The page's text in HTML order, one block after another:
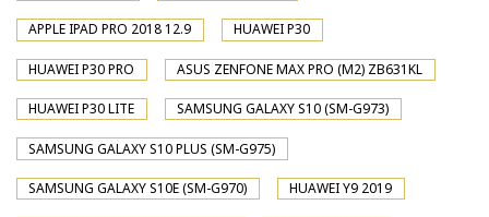
APPLE IPAD PRO 2018 12.9 HUAWEI P30
HUAWEI P30 PRO ASUS ZENFONE MAX PRO (M2) ZB631KL
HUAWEI P30 LITE SAMSUNG GALAXY S10 (SM-G973)
SAMSUNG GALAXY S10 PLUS (SM-G975)
SAMSUNG GALAXY S10E (SM-G970) HUAWEI Y9 2019